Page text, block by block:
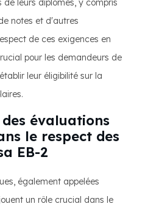
leurs diplômes, y compris
notes et d'autres
de ces exigences en
pour les demandeurs de
leur éligibilité sur la
évaluations
le respect des
EB-2
également appelées
un rôle crucial dans le